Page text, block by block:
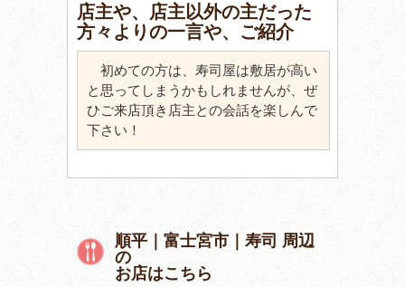
店主や、店主以外の主だった
方々よりの一言や、ご紹介
初めての方は、寿司屋は敷居が高い
と思ってしまうかもしれませんが、ぜ
ひご来店頂き店主との会話を楽しんで
下さい！
順平｜富士宮市｜寿司 周辺
の
お店はこちら